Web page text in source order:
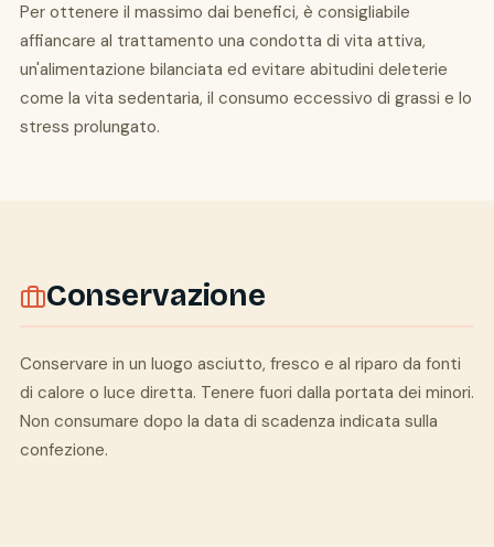
Per ottenere il massimo dai benefici, è consigliabile
affiancare al trattamento una condotta di vita attiva,
un'alimentazione bilanciata ed evitare abitudini deleterie
come la vita sedentaria, il consumo eccessivo di grassi e lo
stress prolungato.
Conservazione
Conservare in un luogo asciutto, fresco e al riparo da fonti
di calore o luce diretta. Tenere fuori dalla portata dei minori.
Non consumare dopo la data di scadenza indicata sulla
confezione.